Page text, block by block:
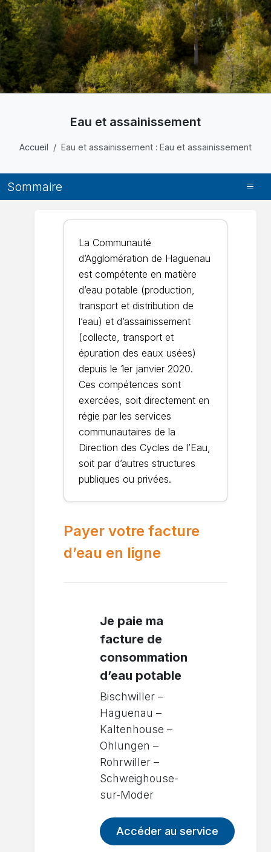
Eau et assainissement
Accueil Eau et assainissement : Eau et assainissement
Sommaire
La Communauté
d’Agglomération de Haguenau
est compétente en matière
d’eau potable (production,
transport et distribution de
l’eau) et d’assainissement
(collecte, transport et
épuration des eaux usées)
depuis le 1er janvier 2020.
Ces compétences sont
exercées, soit directement en
régie par les services
communautaires de la
Direction des Cycles de l’Eau,
soit par d’autres structures
publiques ou privées.
Payer votre facture
d’eau en ligne
Je paie ma
facture de
consommation
d’eau potable
Bischwiller –
Haguenau –
Kaltenhouse –
Ohlungen –
Rohrwiller –
Schweighouse-
sur-Moder
Accéder au service